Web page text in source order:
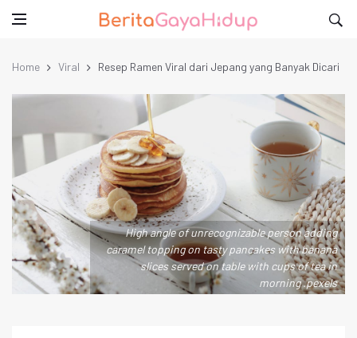
Home Viral Resep Ramen Viral dari Jepang yang Banyak Dicari
High angle of unrecognizable person adding
caramel topping on tasty pancakes with banana
slices served on table with cups of tea in
morning .pexels